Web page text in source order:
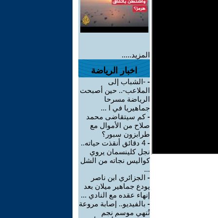
المزيد.....
اخبار الرياضة
- -الشباب إلى
الملاعب-.. حين أصبحت
الرياضة مسرحا
جماهيريا في ا ...
-كم سيتقاضى محمد
صلاح من الأموال مع
طرابزون سبور؟
-
4 دقائق أنقذت حياته..
نجل كلينسمان يروي
كواليس نجاته من الشل
...
- الجزائري ابن ناصر
يودع جماهير ميلان بعد
إنهاء عقده مع النادي ...
- بالفيديو.. إصابة مروعة
تُنهي موسم نجم